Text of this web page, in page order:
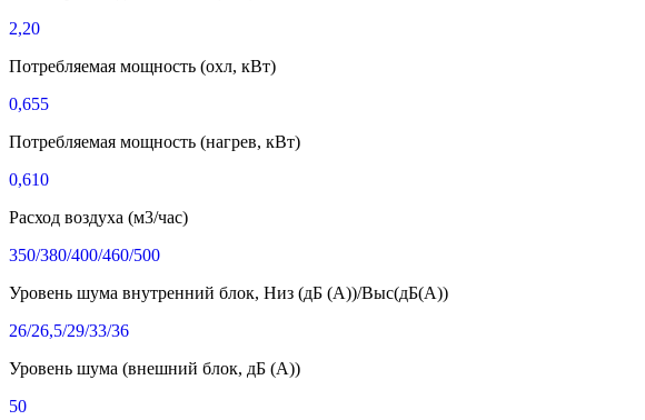
2,20
Потребляемая мощность (охл, кВт)
0,655
Потребляемая мощность (нагрев, кВт)
0,610
Расход воздуха (м3/час)
350/380/400/460/500
Уровень шума внутренний блок, Низ (дБ (A))/Выс(дБ(A))
26/26,5/29/33/36
Уровень шума (внешний блок, дБ (A))
50